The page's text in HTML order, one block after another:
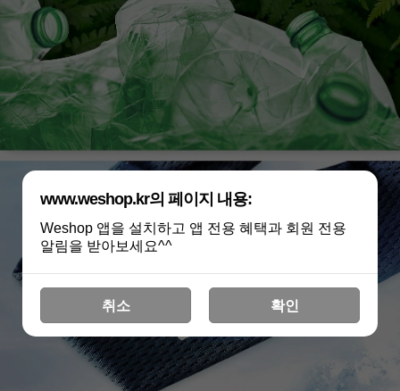
www.weshop.kr의 페이지 내용:
Weshop 앱을 설치하고 앱 전용 혜택과 회원 전용
알림을 받아보세요^^
취소 확인